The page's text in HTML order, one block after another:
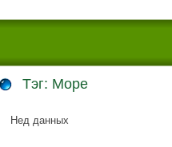
Тэг: Море
Нед данных